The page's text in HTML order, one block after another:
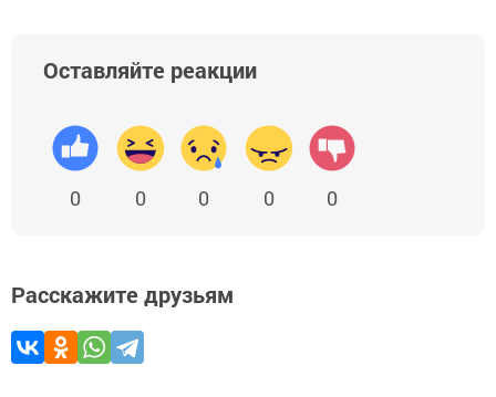
Оставляйте реакции
0 0 0 0 0
Расскажите друзьям